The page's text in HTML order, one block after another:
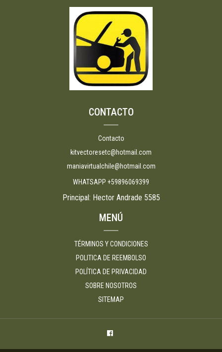
CONTACTO
Contacto
kitvectoresetc@hotmail.com
maniavirtualchile@hotmail.com
WHATSAPP +59896069399
Principal: Hector Andrade 5585
MENÚ
TÉRMINOS Y CONDICIONES
POLITICA DE REEMBOLSO
POLÍTICA DE PRIVACIDAD
SOBRE NOSOTROS
SITEMAP